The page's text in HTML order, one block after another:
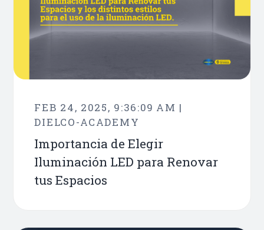
FEB 24, 2025, 9:36:09 AM |
DIELCO-ACADEMY
Importancia de Elegir
Iluminación LED para Renovar
tus Espacios